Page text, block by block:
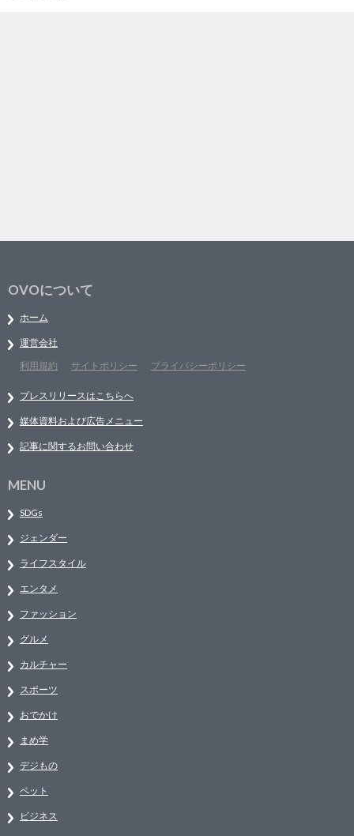
OVOについて
ホーム
運営会社
利用規約
サイトポリシー プライバシーポリシー
プレスリリースはこちらへ
媒体資料および広告メニュー
記事に関するお問い合わせ
MENU
SDGs
ジェンダー
ライフスタイル
エンタメ
ファッション
グルメ
カルチャー
スポーツ
おでかけ
まめ学
デジもの
ペット
ビジネス